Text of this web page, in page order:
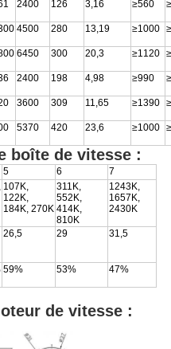
2400 126 3,16 ≥560
4500 280 13,19 ≥1000
6450 300 20,3 ≥1120
2400 198 4,98 ≥990
3600 309 11,65 ≥1390
5370 420 23,6 ≥1000
boîte de vitesse :
5 6
7
107K,
122K,
184K, 270K
311K,
552K,
414K,
810K
1243K,
1657K,
2430K
26,5 29 31,5
59% 53% 47%
de vitesse :